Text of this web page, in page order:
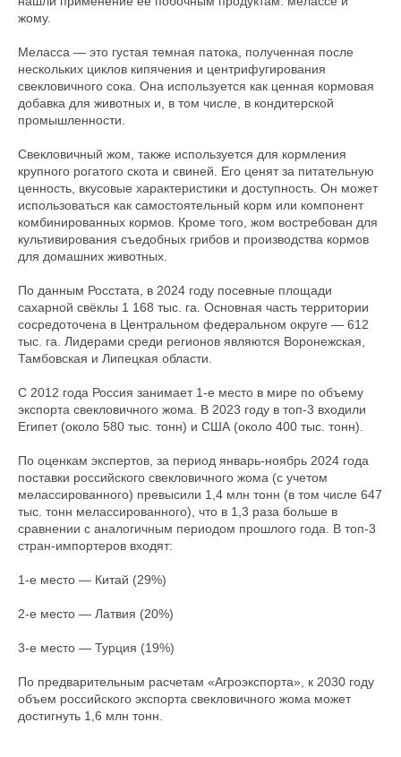
жому.
Меласса — это густая темная патока, полученная после
нескольких циклов кипячения и центрифугирования
свекловичного сока. Она используется как ценная кормовая
добавка для животных и, в том числе, в кондитерской
промышленности.
Свекловичный жом, также используется для кормления
крупного рогатого скота и свиней. Его ценят за питательную
ценность, вкусовые характеристики и доступность. Он может
использоваться как самостоятельный корм или компонент
комбинированных кормов. Кроме того, жом востребован для
культивирования съедобных грибов и производства кормов
для домашних животных.
По данным Росстата, в 2024 году посевные площади
сахарной свёклы 1 168 тыс. га. Основная часть территории
сосредоточена в Центральном федеральном округе — 612
тыс. га. Лидерами среди регионов являются Воронежская,
Тамбовская и Липецкая области.
С 2012 года Россия занимает 1-е место в мире по объему
экспорта свекловичного жома. В 2023 году в топ-3 входили
Египет (около 580 тыс. тонн) и США (около 400 тыс. тонн).
По оценкам экспертов, за период январь-ноябрь 2024 года
поставки российского свекловичного жома (с учетом
мелассированного) превысили 1,4 млн тонн (в том числе 647
тыс. тонн мелассированного), что в 1,3 раза больше в
сравнении с аналогичным периодом прошлого года. В топ-3
стран-импортеров входят:
1-е место — Китай (29%)
2-е место — Латвия (20%)
3-е место — Турция (19%)
По предварительным расчетам «Агроэкспорта», к 2030 году
объем российского экспорта свекловичного жома может
достигнуть 1,6 млн тонн.